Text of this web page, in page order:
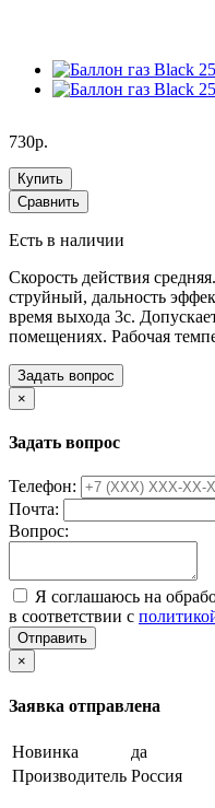
730р.
Купить
Сравнить
Есть в наличии
Скорость действия
струйный, дальность
время выхода 3с.
помещениях. Рабочая
Задать вопрос
×
Задать вопрос
Телефон:
Почта:
Вопрос:
Я соглашаюсь на
в соответствии с
Отправить
×
Заявка отправлена
Новинка
да
Производитель Россия